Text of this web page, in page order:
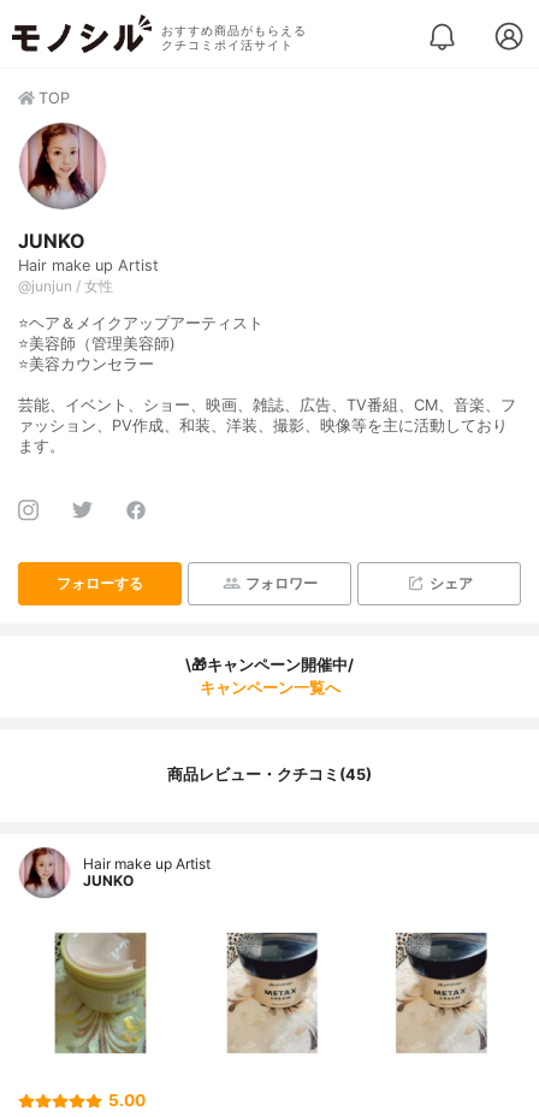
おすすめ商品がもらえる
クチコミポイ活サイト
TOP
JUNKO
Hair make up Artist
@junjun / 女性
⭐️ヘア＆メイクアップアーティスト
⭐️美容師（管理美容師)
⭐️美容カウンセラー
芸能、イベント、ショー、映画、雑誌、広告、TV番組、CM、音楽、フ
ァッション、PV作成、和装、洋装、撮影、映像等を主に活動しており
ます。
フォローする フォロワー シェア
\🎁キャンペーン開催中/
キャンペーン一覧へ
商品レビュー・クチコミ(45)
Hair make up Artist
JUNKO
5.00